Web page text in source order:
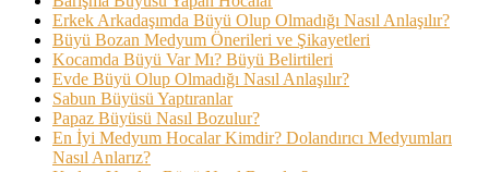
Erkek Arkadaşımda Büyü Olup Olmadığı Nasıl Anlaşılır?
Büyü Bozan Medyum Önerileri ve Şikayetleri
Kocamda Büyü Var Mı? Büyü Belirtileri
Evde Büyü Olup Olmadığı Nasıl Anlaşılır?
Sabun Büyüsü Yaptıranlar
Papaz Büyüsü Nasıl Bozulur?
En İyi Medyum Hocalar Kimdir? Dolandırıcı Medyumları
Nasıl Anlarız?